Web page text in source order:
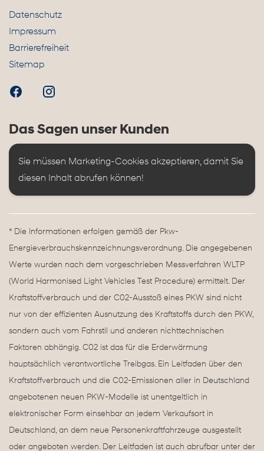
Datenschutz
Impressum
Barrierefreiheit
Sitemap
Das Sagen unser Kunden
Sie müssen Marketing-Cookies akzeptieren, damit Sie
diesen Inhalt abrufen können!
* Die Informationen erfolgen gemäß der Pkw-
Energieverbrauchskennzeichnungsverordnung. Die angegebenen
Werte wurden nach dem vorgeschrieben Messverfahren WLTP
(World Harmonised Light Vehicles Test Procedure) ermittelt. Der
Kraftstoffverbrauch und der C02-Ausstoß eines PKW sind nicht
nur von der effizienten Ausnutzung des Kraftstoffs durch den PKW,
sondern auch vom Fahrstil und anderen nichttechnischen
Faktoren abhängig. C02 ist das für die Erderwärmung
hauptsächlich verantwortliche Treibgas. Ein Leitfaden über den
Kraftstoffverbrauch und die C02-Emissionen aller in Deutschland
angebotenen neuen PKW-Modelle ist unentgeltlich in
elektronischer Form einsehbar an jedem Verkaufsort in
Deutschland, an dem neue Personenkraftfahrzeuge ausgestellt
oder angeboten werden. Der Leitfaden ist auch abrufbar unter der